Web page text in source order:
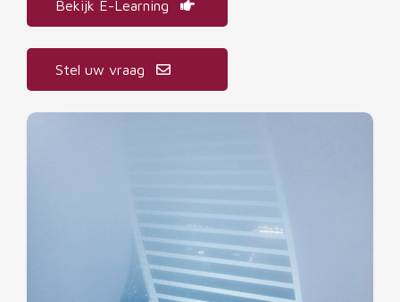
Bekijk E-Learning
Stel uw vraag